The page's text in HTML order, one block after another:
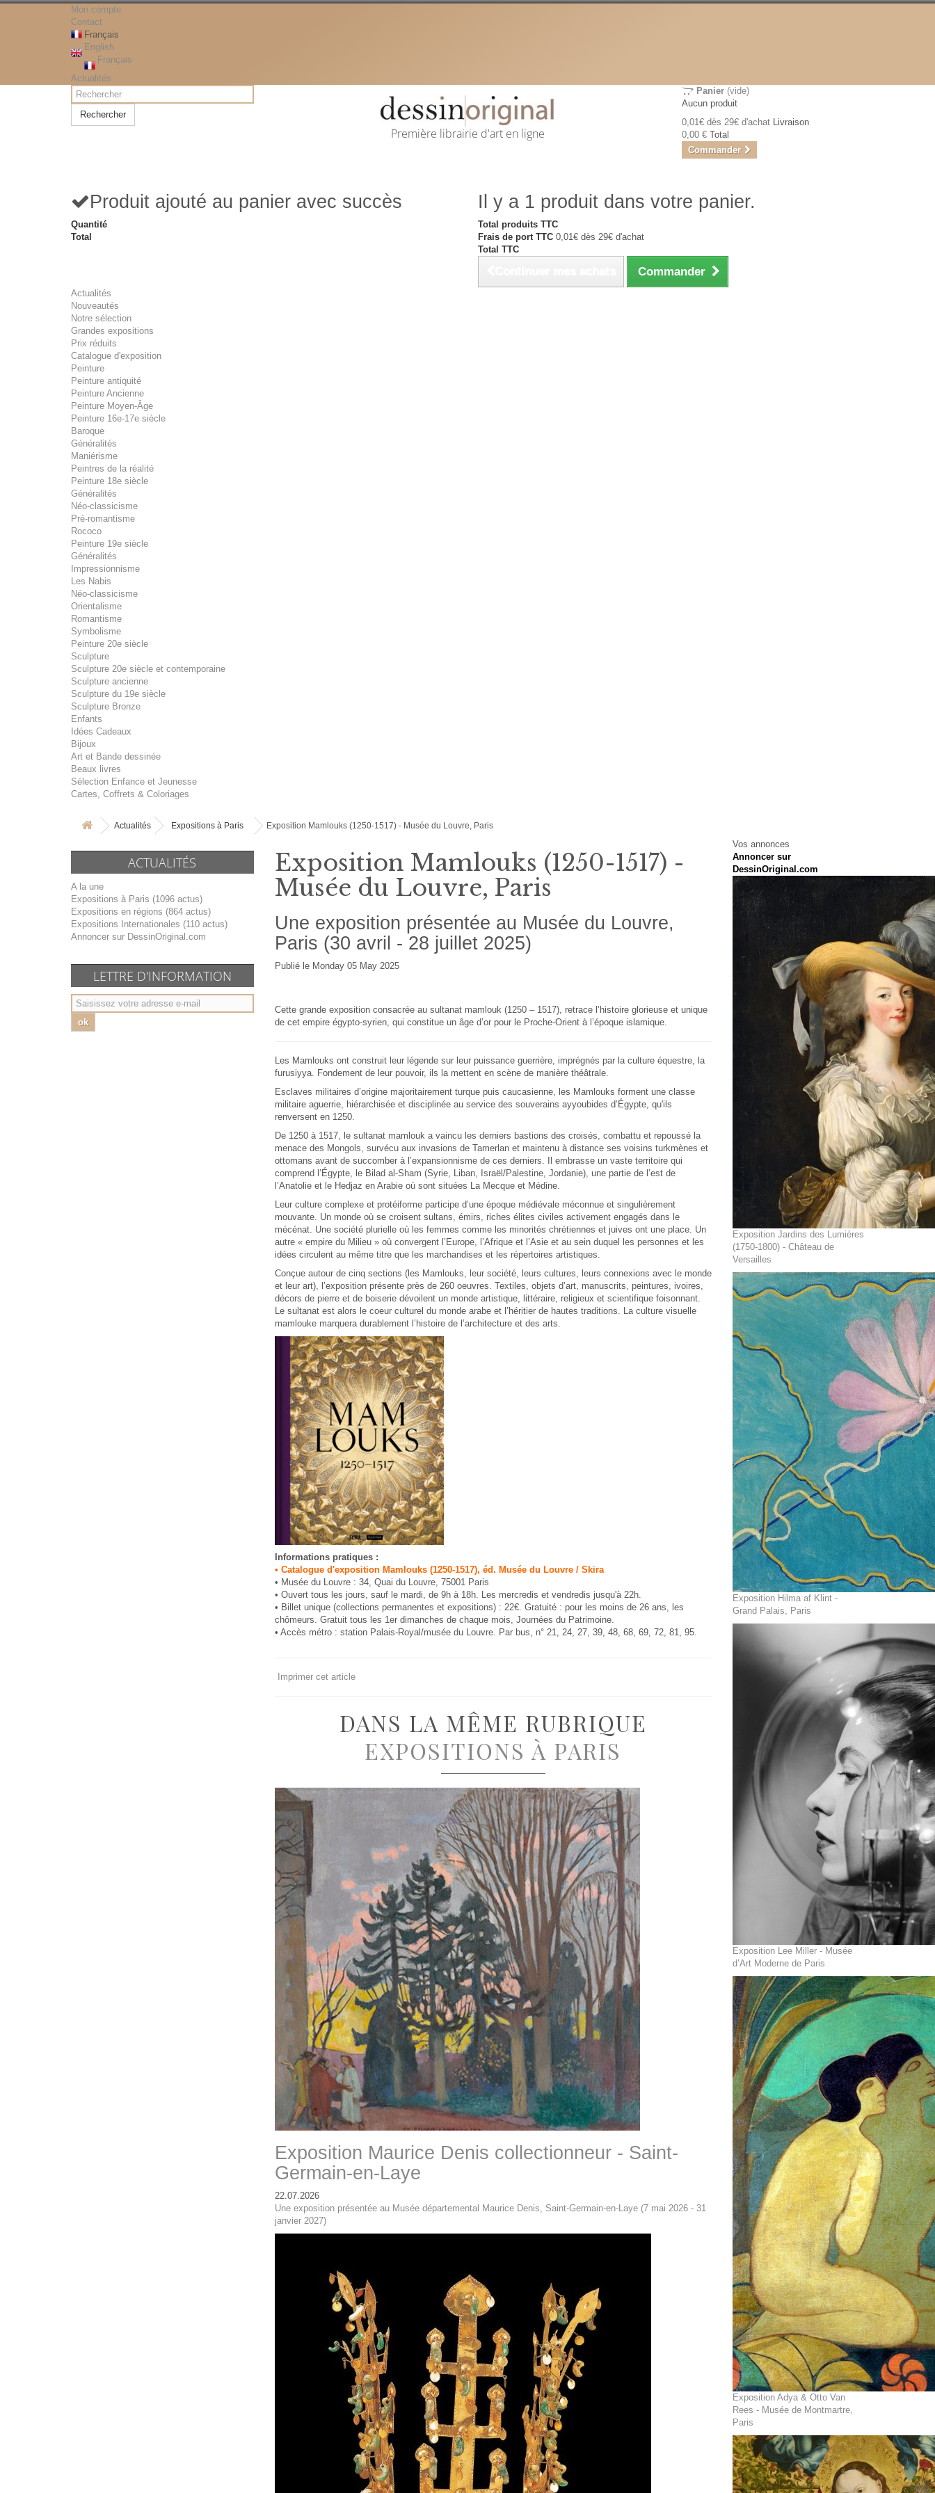
Mon compte
Contact
Français
English
Français
Actualités
Rechercher
Première librairie d'art en ligne
Panier (vide)
Aucun produit
0,01€ dès 29€ d'achat Livraison
0,00 € Total
Commander
Produit ajouté au panier avec succès
Quantité
Total
Il y a 1 produit dans votre panier.
Total produits TTC
Frais de port TTC 0,01€ dès 29€ d'achat
Total TTC
Commander
Actualités
Nouveautés
Notre sélection
Grandes expositions
Prix réduits
Catalogue d'exposition
Peinture
Peinture antiquité
Peinture Ancienne
Peinture Moyen-Âge
Peinture 16e-17e siècle
Baroque
Généralités
Maniérisme
Peintres de la réalité
Peinture 18e siècle
Généralités
Néo-classicisme
Pré-romantisme
Rococo
Peinture 19e siècle
Généralités
Impressionnisme
Les Nabis
Néo-classicisme
Orientalisme
Romantisme
Symbolisme
Peinture 20e siècle
Sculpture
Sculpture 20e siècle et contemporaine
Sculpture ancienne
Sculpture du 19e siècle
Sculpture Bronze
Enfants
Idées Cadeaux
Bijoux
Art et Bande dessinée
Beaux livres
Sélection Enfance et Jeunesse
Cartes, Coffrets & Coloriages
Actualités Expositions à Paris Exposition Mamlouks (1250-1517) - Musée du Louvre, Paris
ACTUALITÉS
A la une
Expositions à Paris (1096 actus)
Expositions en régions (864 actus)
Expositions Internationales (110 actus)
Annoncer sur DessinOriginal.com
LETTRE D'INFORMATION
ok
Exposition Mamlouks (1250-1517) -
Musée du Louvre, Paris
Une exposition présentée au Musée du Louvre,
Paris (30 avril - 28 juillet 2025)
Publié le Monday 05 May 2025
Cette grande exposition consacrée au sultanat mamlouk (1250 – 1517), retrace l’histoire glorieuse et unique
de cet empire égypto-syrien, qui constitue un âge d’or pour le Proche-Orient à l’époque islamique.
Les Mamlouks ont construit leur légende sur leur puissance guerrière, imprégnés par la culture équestre, la
furusiyya. Fondement de leur pouvoir, ils la mettent en scène de manière théâtrale.
Esclaves militaires d’origine majoritairement turque puis caucasienne, les Mamlouks forment une classe
militaire aguerrie, hiérarchisée et disciplinée au service des souverains ayyoubides d’Égypte, qu'ils
renversent en 1250.
De 1250 à 1517, le sultanat mamlouk a vaincu les derniers bastions des croisés, combattu et repoussé la
menace des Mongols, survécu aux invasions de Tamerlan et maintenu à distance ses voisins turkmènes et
ottomans avant de succomber à l’expansionnisme de ces derniers. Il embrasse un vaste territoire qui
comprend l’Égypte, le Bilad al-Sham (Syrie, Liban, Israël/Palestine, Jordanie), une partie de l’est de
l’Anatolie et le Hedjaz en Arabie où sont situées La Mecque et Médine.
Leur culture complexe et protéiforme participe d’une époque médiévale méconnue et singulièrement
mouvante. Un monde où se croisent sultans, émirs, riches élites civiles activement engagés dans le
mécénat. Une société plurielle où les femmes comme les minorités chrétiennes et juives ont une place. Un
autre « empire du Milieu » où convergent l’Europe, l’Afrique et l’Asie et au sein duquel les personnes et les
idées circulent au même titre que les marchandises et les répertoires artistiques.
Conçue autour de cinq sections (les Mamlouks, leur société, leurs cultures, leurs connexions avec le monde
et leur art), l’exposition présente près de 260 oeuvres. Textiles, objets d’art, manuscrits, peintures, ivoires,
décors de pierre et de boiserie dévoilent un monde artistique, littéraire, religieux et scientifique foisonnant.
Le sultanat est alors le coeur culturel du monde arabe et l’héritier de hautes traditions. La culture visuelle
mamlouke marquera durablement l’histoire de l’architecture et des arts.
Informations pratiques :
• Catalogue d'exposition Mamlouks (1250-1517), éd. Musée du Louvre / Skira
• Musée du Louvre : 34, Quai du Louvre, 75001 Paris
• Ouvert tous les jours, sauf le mardi, de 9h à 18h. Les mercredis et vendredis jusqu'à 22h.
• Billet unique (collections permanentes et expositions) : 22€. Gratuité : pour les moins de 26 ans, les
chômeurs. Gratuit tous les 1er dimanches de chaque mois, Journées du Patrimoine.
• Accès métro : station Palais-Royal/musée du Louvre. Par bus, n° 21, 24, 27, 39, 48, 68, 69, 72, 81, 95.
Imprimer cet article
DANS LA MÊME RUBRIQUE
EXPOSITIONS À PARIS
Exposition Maurice Denis collectionneur - Saint-
Germain-en-Laye
22.07.2026
Une exposition présentée au Musée départemental Maurice Denis, Saint-Germain-en-Laye (7 mai 2026 - 31
janvier 2027)
Vos annonces
Annoncer sur
DessinOriginal.com
Exposition Jardins des Lumières
(1750-1800) - Château de
Versailles
Exposition Hilma af Klint -
Grand Palais, Paris
Exposition Lee Miller - Musée
d’Art Moderne de Paris
Exposition Adya & Otto Van
Rees - Musée de Montmartre,
Paris